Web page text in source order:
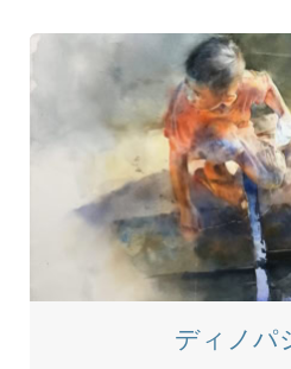
ディノパ